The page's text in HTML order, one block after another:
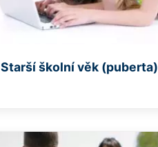
Starší školní věk (puberta)